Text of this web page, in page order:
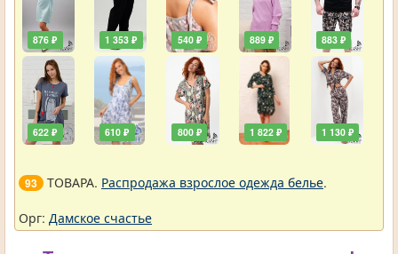
876 ₽
622 ₽
1 353 ₽
610 ₽
540 ₽
800 ₽
889 ₽
1 822 ₽
883 ₽
1 130 ₽
93 ТОВАРА. Распродажа взрослое одежда белье.
Орг: Дамское счастье